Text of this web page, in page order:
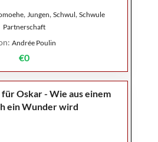
, Jungen,Schwul,Schwule
Partnerschaft
Andrée Poulin
€0